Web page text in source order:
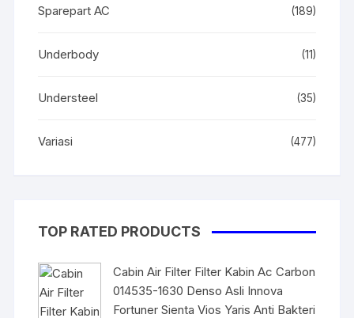
Sparepart AC (189)
Underbody (11)
Understeel (35)
Variasi (477)
TOP RATED PRODUCTS
Cabin Air Filter Filter Kabin Ac Carbon
014535-1630 Denso Asli Innova
Fortuner Sienta Vios Yaris Anti Bakteri